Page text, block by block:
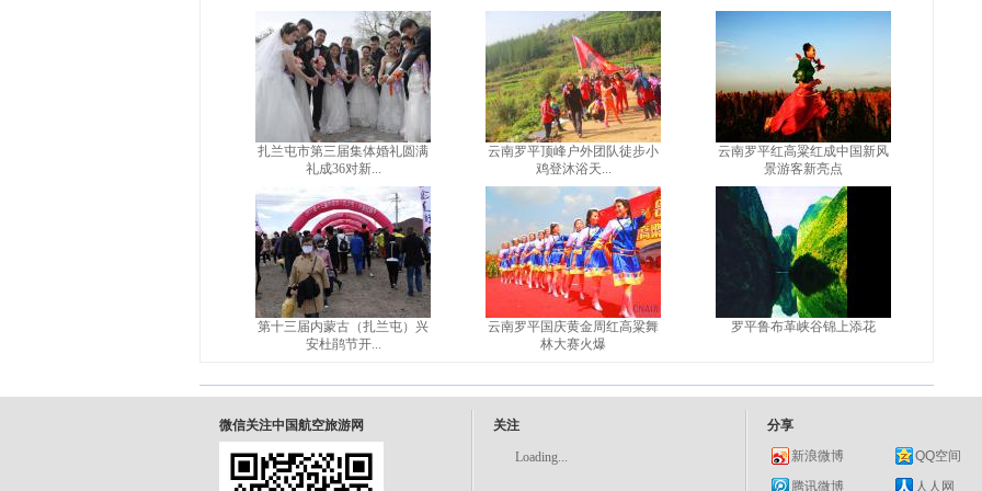
扎兰屯市第三届集体婚礼圆满
礼成36对新...
第十三届内蒙古（扎兰屯）兴
安杜鹃节开...
云南罗平顶峰户外团队徒步小
鸡登沐浴天...
云南罗平国庆黄金周红高粱舞
林大赛火爆
云南罗平红高粱红成中国新风
景游客新亮点
罗平鲁布革峡谷锦上添花
微信关注中国航空旅游网 关注
Loading...
分享
新浪微博
QQ空间
腾讯微博
人人网